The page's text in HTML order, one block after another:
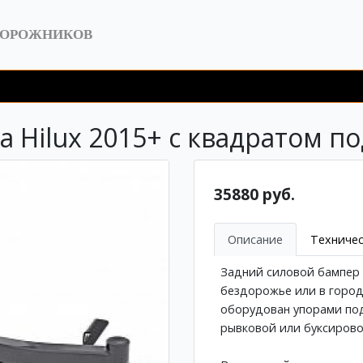
2015+ с квадратом
35880 руб.
Описание
Задний силовой
бездорожье или в
оборудован упорами
рывковой или